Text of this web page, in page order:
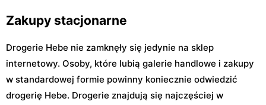
Zakupy stacjonarne
Drogerie Hebe nie zamknęły się jedynie na sklep
internetowy. Osoby, które lubią galerie handlowe i zakupy
w standardowej formie powinny koniecznie odwiedzić
drogerię Hebe. Drogerie znajdują się najczęściej w